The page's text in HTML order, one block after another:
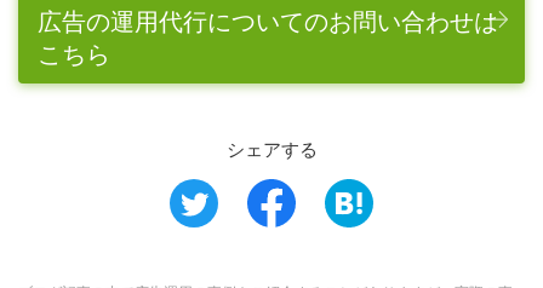
広告の運用代行についてのお問い合わせは
こちら
シェアする